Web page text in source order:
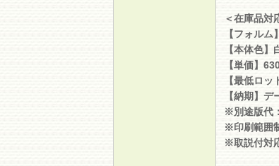
＜在庫品対
【フォル
【本体色】
【単価】
【最低ロッ
【納期】
※別途版代
※印刷範囲
※取説付対